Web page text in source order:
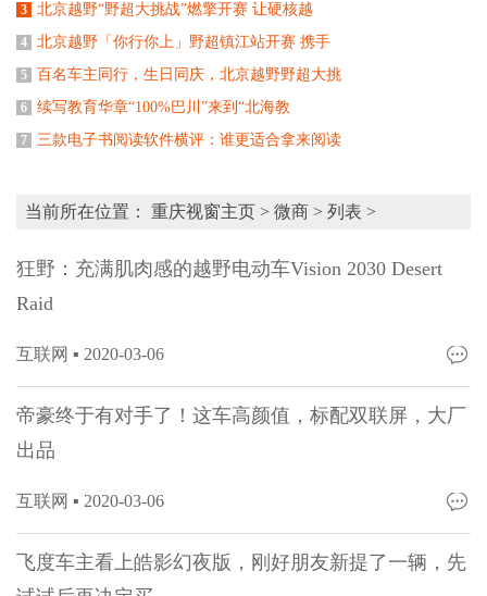
3 北京越野“野超大挑战”燃擎开赛 让硬核越
4 北京越野「你行你上」野超镇江站开赛 携手
5 百名车主同行，生日同庆，北京越野野超大挑
6 续写教育华章“100%巴川”来到“北海教
7 三款电子书阅读软件横评：谁更适合拿来阅读
当前所在位置： 重庆视窗主页 > 微商 > 列表 >
狂野：充满肌肉感的越野电动车Vision 2030 Desert
Raid
互联网 ▪ 2020-03-06
帝豪终于有对手了！这车高颜值，标配双联屏，大厂
出品
互联网 ▪ 2020-03-06
飞度车主看上皓影幻夜版，刚好朋友新提了一辆，先